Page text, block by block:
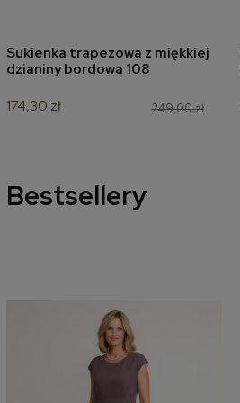
dodaj do koszyka
Sukienka trapezowa z miękkiej
dzianiny bordowa 108
249,00 zł
174,30 zł
Bestsellery